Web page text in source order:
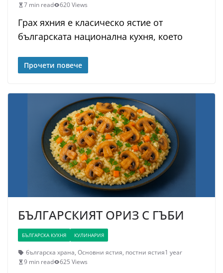
7 min read
620 Views
Грах яхния е класическо ястие от
българската национална кухня, което
Прочети повече
БЪЛГАРСКИЯТ ОРИЗ С ГЪБИ
БЪЛГАРСКА КУХНЯ КУЛИНАРИЯ
българска храна, Основни ястия, постни ястия1 year
9 min read
625 Views